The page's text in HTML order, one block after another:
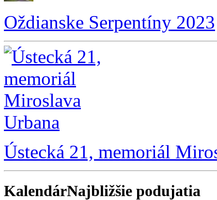
Oždianske Serpentíny 2023
Ústecká 21, memoriál
KalendárNajbližšie podujatia